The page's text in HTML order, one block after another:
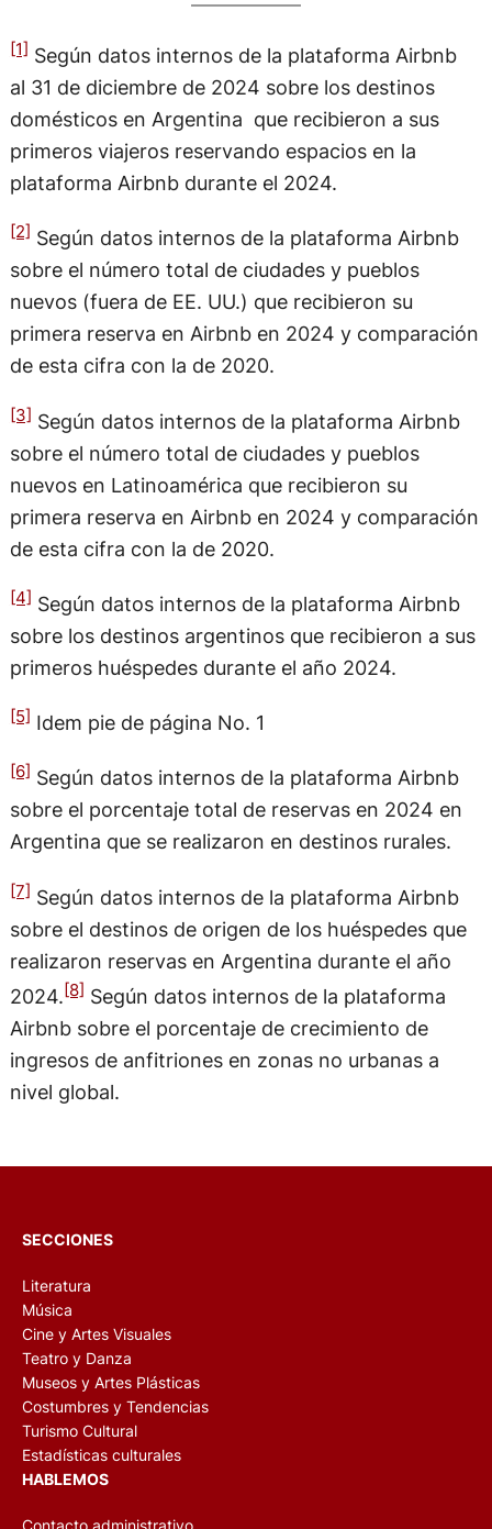
[1] Según datos internos de la plataforma Airbnb
al 31 de diciembre de 2024 sobre los destinos
domésticos en Argentina que recibieron a sus
primeros viajeros reservando espacios en la
plataforma Airbnb durante el 2024.
[2] Según datos internos de la plataforma Airbnb
sobre el número total de ciudades y pueblos
nuevos (fuera de EE. UU.) que recibieron su
primera reserva en Airbnb en 2024 y comparación
de esta cifra con la de 2020.
[3] Según datos internos de la plataforma Airbnb
sobre el número total de ciudades y pueblos
nuevos en Latinoamérica que recibieron su
primera reserva en Airbnb en 2024 y comparación
de esta cifra con la de 2020.
[4] Según datos internos de la plataforma Airbnb
sobre los destinos argentinos que recibieron a sus
primeros huéspedes durante el año 2024.
[5] Idem pie de página No. 1
[6] Según datos internos de la plataforma Airbnb
sobre el porcentaje total de reservas en 2024 en
Argentina que se realizaron en destinos rurales.
[7] Según datos internos de la plataforma Airbnb
sobre el destinos de origen de los huéspedes que
realizaron reservas en Argentina durante el año
2024.[8] Según datos internos de la plataforma
Airbnb sobre el porcentaje de crecimiento de
ingresos de anfitriones en zonas no urbanas a
nivel global.
SECCIONES
Literatura
Música
Cine y Artes Visuales
Teatro y Danza
Museos y Artes Plásticas
Costumbres y Tendencias
Turismo Cultural
Estadísticas culturales
HABLEMOS
Contacto administrativo